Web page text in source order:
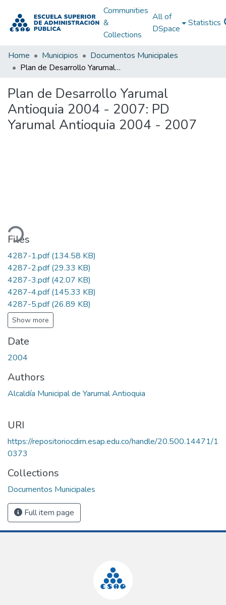
Communities
&
Collections
All of
DSpace
Statistics
Home Municipios
Documentos Municipales
Plan de Desarrollo Yarumal Antioquia 2004 - 2007: PD Yarumal Antioquia 2004 - 2007
Plan de Desarrollo Yarumal
Antioquia 2004 - 2007: PD
Yarumal Antioquia 2004 - 2007
Files
4287-1.pdf(134.58 KB)
4287-2.pdf(29.33 KB)
4287-3.pdf(42.07 KB)
4287-4.pdf(145.33 KB)
4287-5.pdf(26.89 KB)
Show more
Date
2004
Authors
Alcaldía Municipal de Yarumal Antioquia
URI
https://repositoriocdim.esap.edu.co/handle/20.500.14471/1
0373
Collections
Documentos Municipales
Full item page